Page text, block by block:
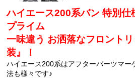
ハイエース200系バン 特別仕
プライム
一味違う お洒落なフロント
装』！
ハイエース200系はアフターパーツマー
法も様々です♪